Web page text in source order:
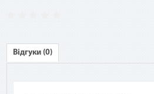
Відгуки (0)